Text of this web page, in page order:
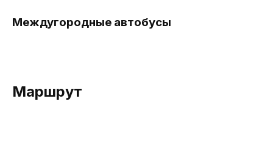
Междугородные автобусы
Маршрут